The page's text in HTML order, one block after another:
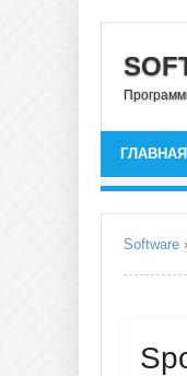
ГЛАВНАЯ
Software